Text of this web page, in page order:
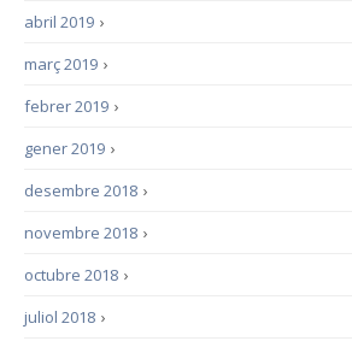
›
abril 2019
›
març 2019
›
febrer 2019
›
gener 2019
›
desembre 2018
›
novembre 2018
›
octubre 2018
›
juliol 2018